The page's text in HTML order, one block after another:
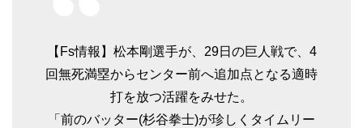
【Fs情報】松本剛選手が、29日の巨人戦で、4
回無死満塁からセンター前へ追加点となる適時
打を放つ活躍をみせた。
「前のバッター(杉谷拳士)が珍しくタイムリー